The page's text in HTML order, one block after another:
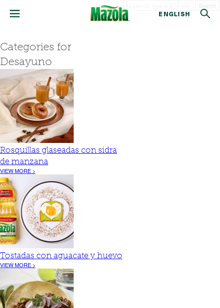
ENGLISH
Categories for
Desayuno
Rosquillas glaseadas con sidra
de manzana
VIEW MORE >
Tostadas con aguacate y huevo
VIEW MORE >